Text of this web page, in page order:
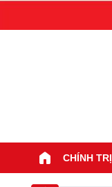
CHÍNH TRỊ